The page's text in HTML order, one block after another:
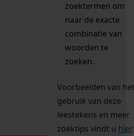
zoektermen om
naar de exacte
combinatie van
woorden te
zoeken.
Voorbeelden van
gebruik van deze
leestekens en meer
zoektips vindt u hier.